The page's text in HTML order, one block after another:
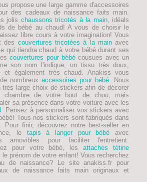
propose une large gamme d'accessoires
des cadeaux de naissance faits main
jolis chaussons tricotés à la main, idéals
de bébé au chaud! A vous de choisir le
libre cours à votre imagination! Vous
des couvertures tricotées à la mainavec
qui tiendra chaud à votre bébé durant ses
couvertures pour bébé cousues avec un
son nom l'indique, un tissu très doux,
et également très chaud. Anakiss vous
nombreuxaccessoires pour bébé . Nous
très large choix de stickers afin de décorer
chambre de votre bout de chou, mais
sa présence dans votre voiture avec les
. Pensez à personnaliser vos stickers avec
Tous nos stickers sont fabriqués dans
Pour finir, découvrez notre best-seller en
le tapis à langer pour bébé avec
amovibles pour faciliter l'entretient.
pour votre bébé, lesattaches tétine
le prénom de votre enfant! Vous recherchez
de naissance? Le site anakiss.fr pour
de naissance faits main originaux et